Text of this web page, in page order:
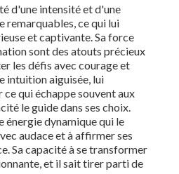
d'une intensité et d'une
remarquables, ce qui lui
et captivante. Sa force
sont des atouts précieux
les défis avec courage et
intuition aiguisée, lui
qui échappe souvent aux
le guide dans ses choix.
énergie dynamique qui le
audace et à affirmer ses
Sa capacité à se transformer
et il sait tirer parti de